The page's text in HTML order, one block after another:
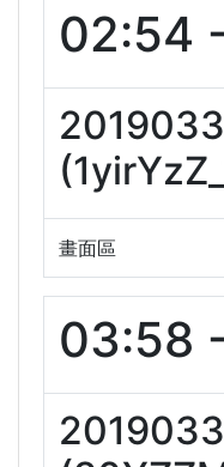
02:54
畫面區
03:58